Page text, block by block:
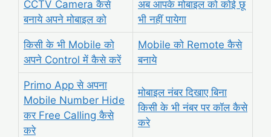
CCTV Camera कैसे
बनाये अपने मोबाइल को
अब आपकेमोबाइल को कोई छू
भी नहीं पायेगा
किसी के भी Mobile को
अपने Control में कैसे करें
Mobile को Remote कैसे
बनाये
Primo App से अपना
Mobile Number Hide
कर Free Calling कैसे
करे
मोबाइल नंबर दिखाए बिना
किसी के भी नंबर पर कॉल कैसे
करे